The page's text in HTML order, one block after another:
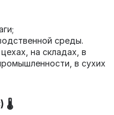
среды.
на складах, в
в сухих
🌡️